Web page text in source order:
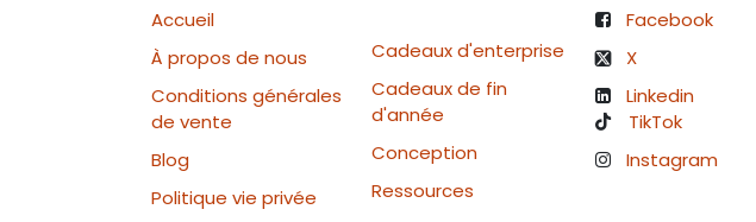
Accueil
À propos de nous
Conditions générales
de vente
Blog
Politique vie privée
Cadeaux d'enterprise
Cadeaux de fin
d'année
Conception
Ressources
Facebook
X
Linkedin
TikTok
Instagram